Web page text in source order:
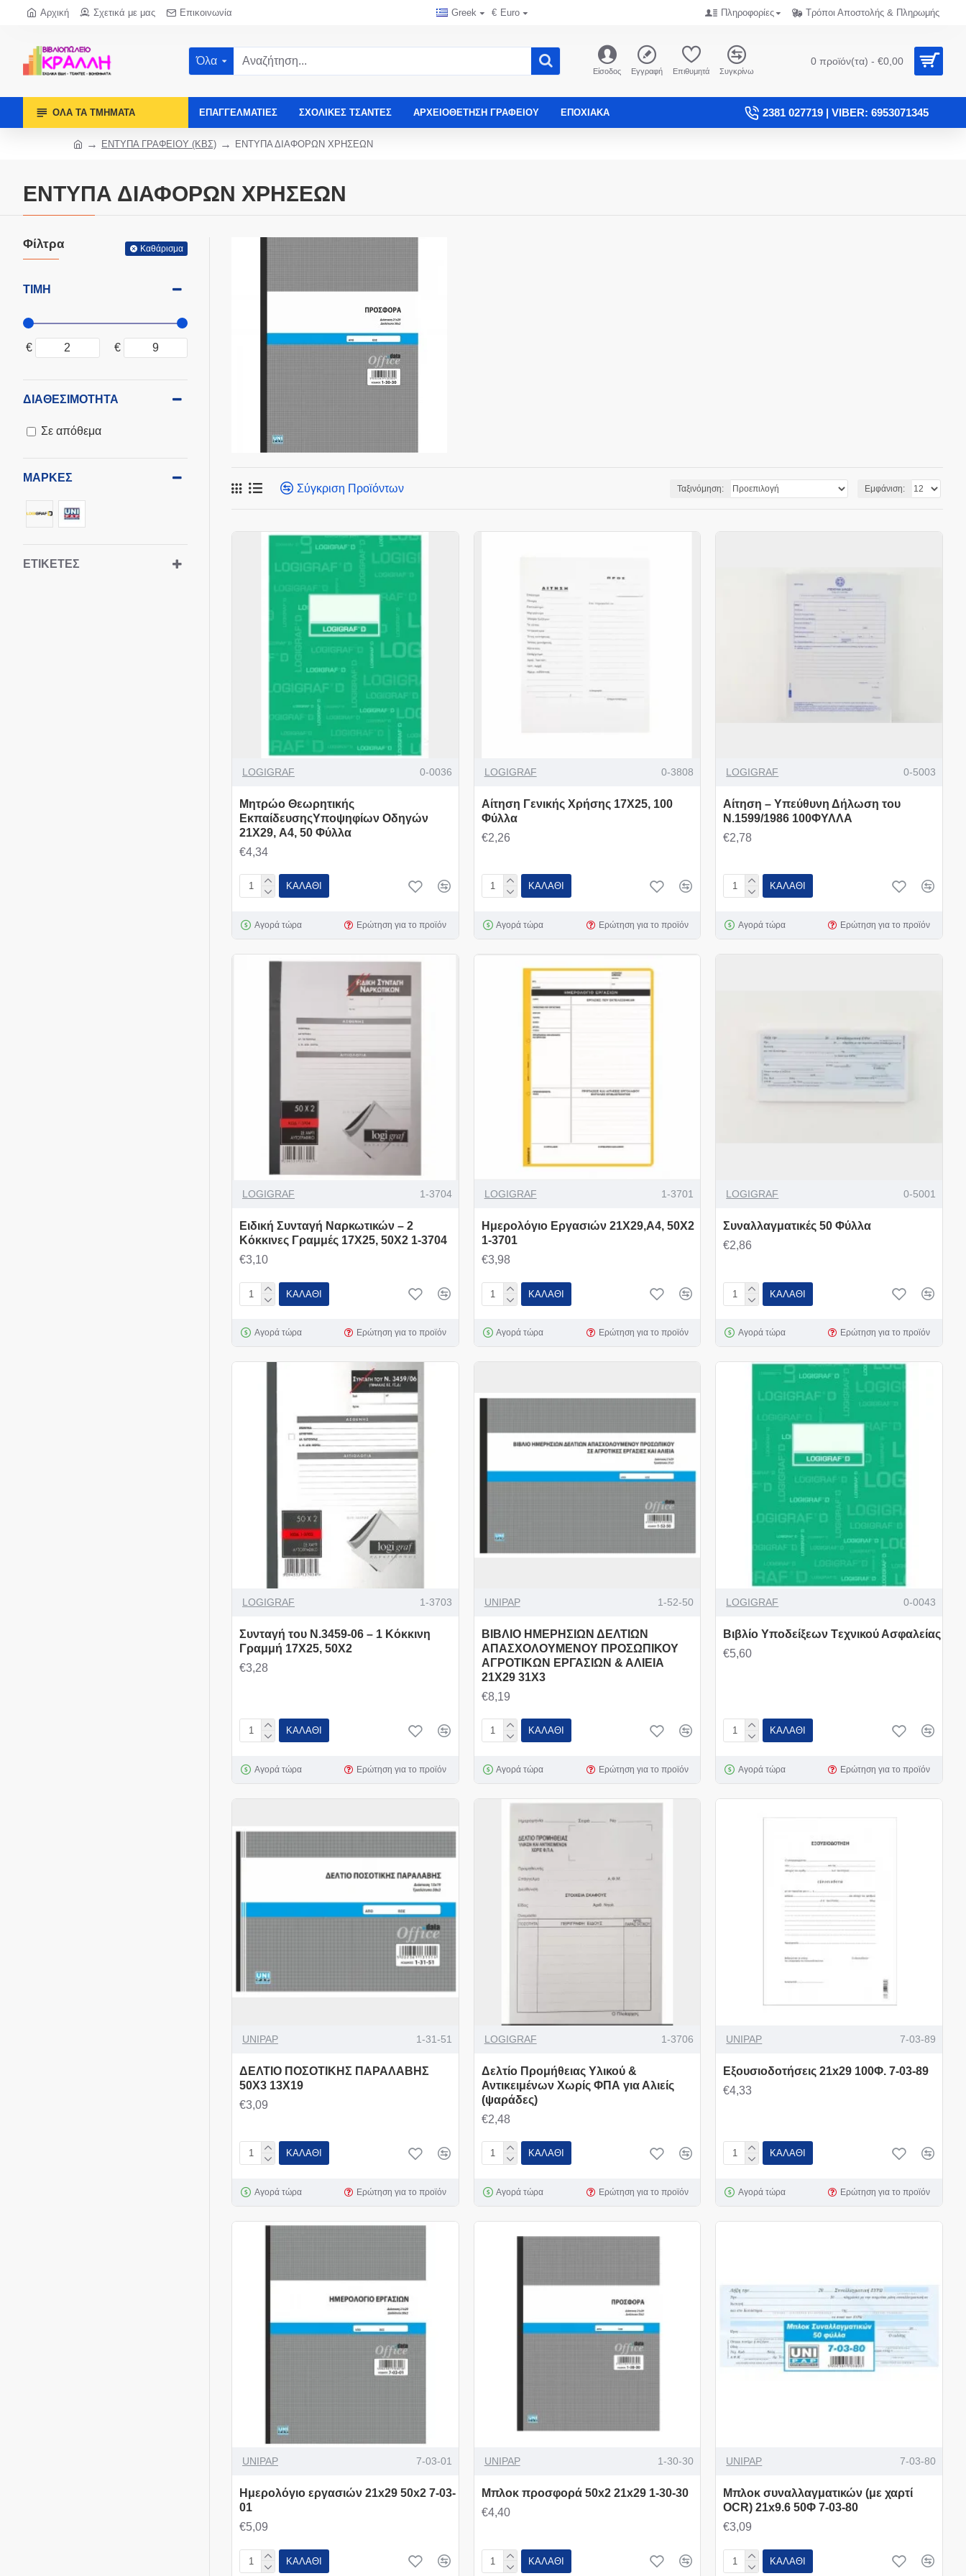
Αρχική Σχετικά με μας Επικοινωνία Greek € Euro Πληροφορίες Τρόποι Αποστολής & Πληρωμής
Όλα
Είσοδος Εγγραφή Επιθυμητά Συγκρίνω
0 προϊόν(τα) - €0,00
ΌΛΑ ΤΑ ΤΜΉΜΑΤΑ ΕΠΑΓΓΕΛΜΑΤΊΕΣ ΣΧΟΛΙΚΈΣ ΤΣΆΝΤΕΣ ΑΡΧΕΙΟΘΈΤΗΣΗ ΓΡΑΦΕΊΟΥ ΕΠΟΧΙΑΚΑ 2381 027719 | VIBER: 6953071345
ΕΝΤΥΠΑ ΓΡΑΦΕΙΟΥ (ΚΒΣ) ΕΝΤΥΠΑ ΔΙΑΦΟΡΩΝ ΧΡΗΣΕΩΝ
ΕΝΤΥΠΑ ΔΙΑΦΟΡΩΝ ΧΡΗΣΕΩΝ
Φίλτρα Καθάρισμα
ΤΙΜΉ
€ €
ΜΆΡΚΕΣ
ΕΤΙΚΈΤΕΣ
ΔΙΑΘΕΣΙΜΌΤΗΤΑ
Σε απόθεμα
Σύγκριση Προϊόντων Ταξινόμηση: Εμφάνιση:
LOGIGRAF 0-0036
Mητρώο Θεωρητικής
ΕκπαίδευσηςΥποψηφίων Οδηγών
21X29, Α4, 50 Φύλλα
€4,34
ΚΑΛΆΘΙ
Αγορά τώρα Ερώτηση για το προϊόν
LOGIGRAF 0-3808
Αίτηση Γενικής Χρήσης 17Χ25, 100
Φύλλα
€2,26
ΚΑΛΆΘΙ
Αγορά τώρα Ερώτηση για το προϊόν
LOGIGRAF 0-5003
Αίτηση – Υπεύθυνη Δήλωση του
Ν.1599/1986 100ΦΥΛΛΑ
€2,78
ΚΑΛΆΘΙ
Αγορά τώρα Ερώτηση για το προϊόν
LOGIGRAF 1-3704
Ειδική Συνταγή Nαρκωτικών – 2
Kόκκινες Γραμμές 17Χ25, 50X2 1-3704
€3,10
ΚΑΛΆΘΙ
Αγορά τώρα Ερώτηση για το προϊόν
LOGIGRAF 1-3701
Ημερολόγιο Εργασιών 21X29,Α4, 50X2
1-3701
€3,98
ΚΑΛΆΘΙ
Αγορά τώρα Ερώτηση για το προϊόν
LOGIGRAF 0-5001
Συναλλαγματικές 50 Φύλλα
€2,86
ΚΑΛΆΘΙ
Αγορά τώρα Ερώτηση για το προϊόν
LOGIGRAF 1-3703
Συνταγή του N.3459-06 – 1 Kόκκινη
Γραμμή 17Χ25, 50X2
€3,28
ΚΑΛΆΘΙ
Αγορά τώρα Ερώτηση για το προϊόν
UNIPAP 1-52-50
ΒΙΒΛΙΟ ΗΜΕΡΗΣΙΩΝ ΔΕΛΤΙΩΝ
ΑΠΑΣΧΟΛΟΥΜΕΝΟΥ ΠΡΟΣΩΠΙΚΟΥ
ΑΓΡΟΤΙΚΩΝ ΕΡΓΑΣΙΩΝ & ΑΛΙΕΙΑ
21Χ29 31Χ3
€8,19
ΚΑΛΆΘΙ
Αγορά τώρα Ερώτηση για το προϊόν
LOGIGRAF 0-0043
Βιβλίο Υποδείξεων Tεχνικού Ασφαλείας
€5,60
ΚΑΛΆΘΙ
Αγορά τώρα Ερώτηση για το προϊόν
UNIPAP 1-31-51
ΔΕΛΤΙΟ ΠΟΣΟΤΙΚΗΣ ΠΑΡΑΛΑΒΗΣ
50Χ3 13Χ19
€3,09
ΚΑΛΆΘΙ
Αγορά τώρα Ερώτηση για το προϊόν
LOGIGRAF 1-3706
Δελτίο Προμήθειας Υλικού &
Αντικειμένων Χωρίς ΦΠΑ για Αλιείς
(ψαράδες)
€2,48
ΚΑΛΆΘΙ
Αγορά τώρα Ερώτηση για το προϊόν
UNIPAP 7-03-89
Εξουσιοδοτήσεις 21x29 100Φ. 7-03-89
€4,33
ΚΑΛΆΘΙ
Αγορά τώρα Ερώτηση για το προϊόν
UNIPAP 7-03-01
Ημερολόγιο εργασιών 21x29 50x2 7-03-
01
€5,09
ΚΑΛΆΘΙ
UNIPAP 1-30-30
Μπλοκ προσφορά 50x2 21x29 1-30-30
€4,40
ΚΑΛΆΘΙ
UNIPAP 7-03-80
Μπλοκ συναλλαγματικών (με χαρτί
OCR) 21x9.6 50Φ 7-03-80
€3,09
ΚΑΛΆΘΙ